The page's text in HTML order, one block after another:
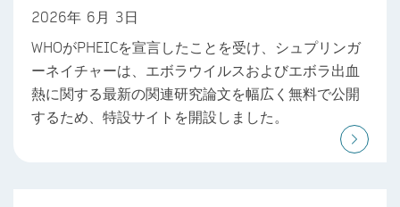
2026年 6月 3日
WHOがPHEICを宣言したことを受け、シュプリンガ
ーネイチャーは、エボラウイルスおよびエボラ出血
熱に関する最新の関連研究論文を幅広く無料で公開
するため、特設サイトを開設しました。